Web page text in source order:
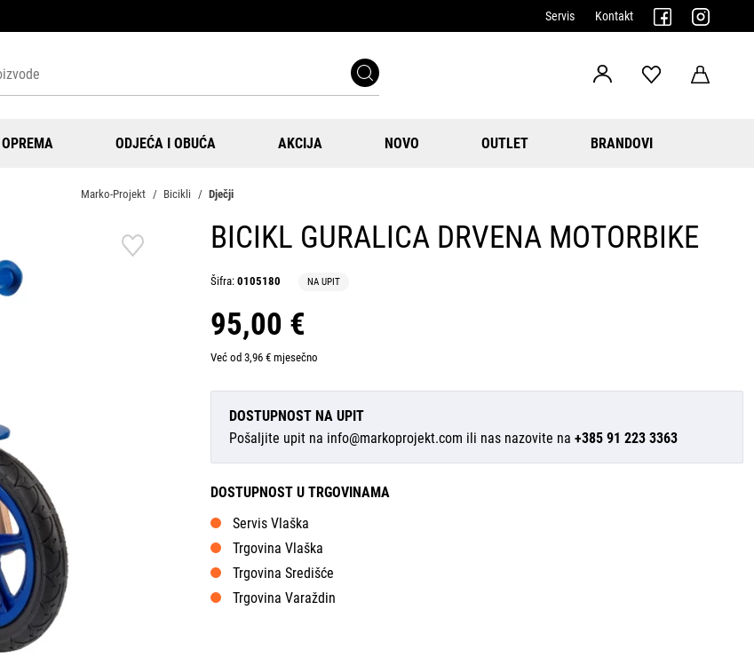
Servis Kontakt
OPREMA ODJEĆA I OBUĆA AKCIJA NOVO OUTLET BRANDOVI
Marko-Projekt Bicikli Dječji
BICIKL GURALICA DRVENA MOTORBIKE
Šifra: 0105180 NA UPIT
95,00 €
Već od 3,96 € mjesečno
DOSTUPNOST NA UPIT
Pošaljite upit na info@markoprojekt.com ili nas nazovite na +385 91 223 3363
DOSTUPNOST U TRGOVINAMA
Servis Vlaška
Trgovina Vlaška
Trgovina Središće
Trgovina Varaždin